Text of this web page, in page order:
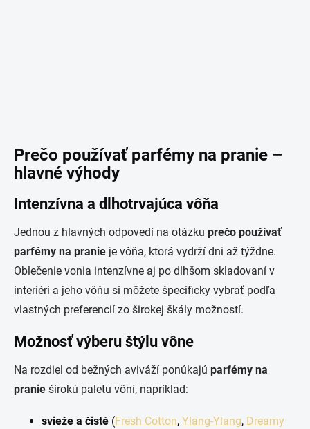
Prečo používať parfémy na pranie –
hlavné výhody
Intenzívna a dlhotrvajúca vôňa
Jednou z hlavných odpovedí na otázku prečo používať
parfémy na pranie je vôňa, ktorá vydrží dni až týždne.
Oblečenie vonia intenzívne aj po dlhšom skladovaní v
interiéri a jeho vôňu si môžete špecificky vybrať podľa
vlastných preferencií zo širokej škály možností.
Možnosť výberu štýlu vône
Na rozdiel od bežných aviváží ponúkajú parfémy na
pranie širokú paletu vôní, napríklad:
svieže a čisté (Fresh Cotton, Ylang-Ylang, Dreamy